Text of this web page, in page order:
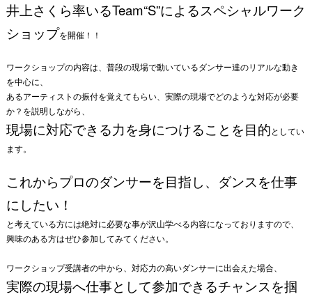
井上さくら率いるTeam“S”によるスペシャルワーク
ショップを開催！！
ワークショップの内容は、普段の現場で動いているダンサー達のリアルな動き
を中心に、
あるアーティストの振付を覚えてもらい、実際の現場でどのような対応が必要
か？を説明しながら、
現場に対応できる力を身につけることを目的としてい
ます。
これからプロのダンサーを目指し、ダンスを仕事
にしたい！
と考えている方には絶対に必要な事が沢山学べる内容になっておりますので、
興味のある方はぜひ参加してみてください。
ワークショップ受講者の中から、対応力の高いダンサーに出会えた場合、
実際の現場へ仕事として参加できるチャンスを掴